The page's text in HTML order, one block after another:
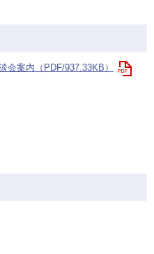
会案内（PDF/937.33KB）